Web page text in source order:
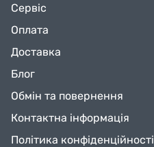
Сервіс
Оплата
Доставка
Блог
Обмін та повернення
Контактна інформація
Політика конфіденційності